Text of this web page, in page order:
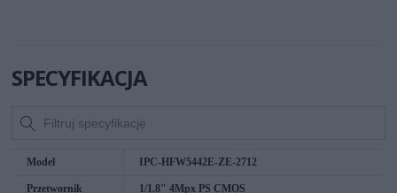
SPECYFIKACJA
Model IPC-HFW5442E-ZE-2712
Przetwornik 1/1.8" 4Mpx PS CMOS